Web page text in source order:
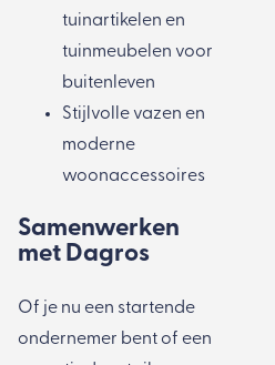
tuinartikelen en
tuinmeubelen voor
buitenleven
Stijlvolle vazen en
moderne
woonaccessoires
Samenwerken
met Dagros
Of je nu een startende
ondernemer bent of een